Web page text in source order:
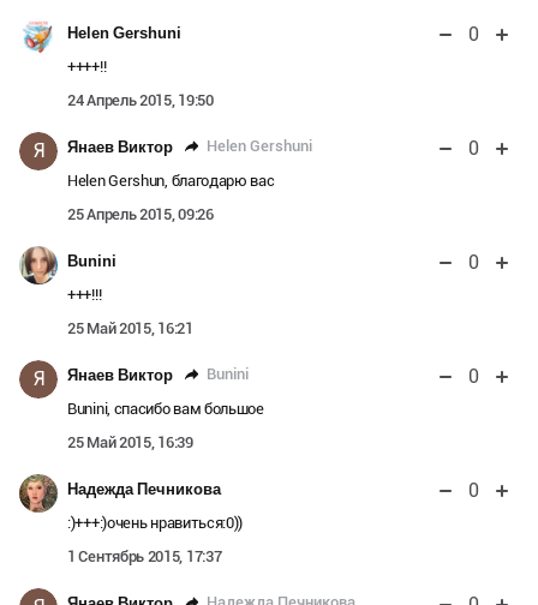
Helen Gershuni 0
++++!!
24 Апрель 2015, 19:50
Я Янаев Виктор Helen Gershuni 0
Helen Gershun, благодарю вас
25 Апрель 2015, 09:26
Bunini 0
+++!!!
25 Май 2015, 16:21
Я Янаев Виктор Bunini 0
Bunini, спасибо вам большое
25 Май 2015, 16:39
Надежда Печникова 0
:)+++:)очень нравиться:0))
1 Сентябрь 2015, 17:37